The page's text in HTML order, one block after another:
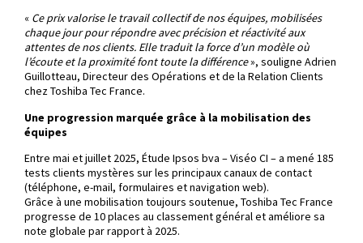
« Ce prix valorise le travail collectif de nos équipes, mobilisées
chaque jour pour répondre avec précision et réactivité aux
attentes de nos clients. Elle traduit la force d’un modèle où
l’écoute et la proximité font toute la différence», souligne Adrien
Guillotteau, Directeur des Opérations et de la Relation Clients
chez Toshiba Tec France.
Une progression marquée grâce à la mobilisation des
équipes
Entre mai et juillet 2025, Étude Ipsos bva – Viséo CI – a mené 185
tests clients mystères sur les principaux canaux de contact
(téléphone, e-mail, formulaires et navigation web).
Grâce à une mobilisation toujours soutenue, Toshiba Tec France
progresse de 10 places au classement général et améliore sa
note globale par rapport à 2025.